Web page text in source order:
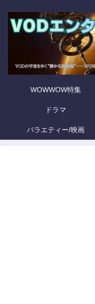
WOWWOW特集
ドラマ
バラエティー/映画